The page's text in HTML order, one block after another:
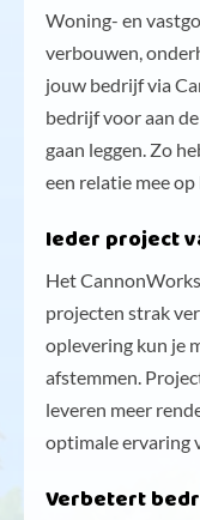
Woning- en
verbouwen,
jouw bedrijf via
bedrijf voor aan
gaan leggen. Zo
een relatie mee
Ieder project
Het
projecten strak
oplevering kun je
afstemmen.
leveren meer
optimale ervaring
Verbetert